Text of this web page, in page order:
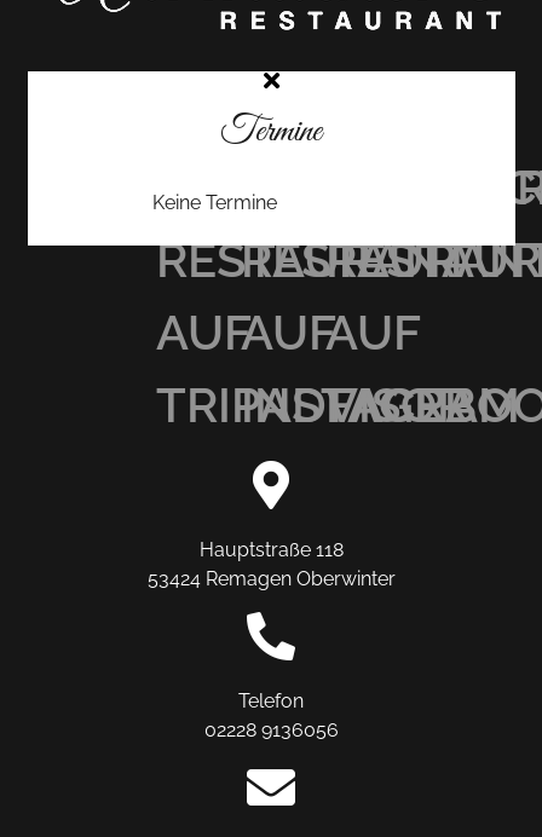
UHRMACHER’S
RESTAURANT
AUF
TRIPADVISOR
AUF
INSTAGRAM
AUF
Hauptstraße 118
53424 Remagen Oberwinter
Telefon
02228 9136056
Termine
Keine Termine